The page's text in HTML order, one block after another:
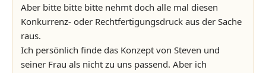
Aber bitte bitte bitte nehmt doch alle mal diesen
Konkurrenz- oder Rechtfertigungsdruck aus der Sache
raus.
Ich persönlich finde das Konzept von Steven und
seiner Frau als nicht zu uns passend. Aber ich